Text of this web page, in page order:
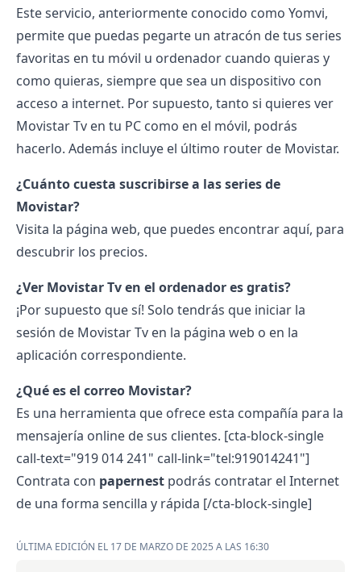
Este servicio, anteriormente conocido como Yomvi,
permite que puedas pegarte un atracón de tus series
favoritas en tu móvil u ordenador cuando quieras y
como quieras, siempre que sea un dispositivo con
acceso a internet. Por supuesto, tanto si quieres ver
Movistar Tv en tu PC como en el móvil, podrás
hacerlo. Además incluye el último router de Movistar.
¿Cuánto cuesta suscribirse a las series de
Movistar?
Visita la página web, que puedes encontraraquí, para
descubrir los precios.
¿Ver Movistar Tv en el ordenador es gratis?
¡Por supuesto que sí! Solo tendrás que iniciar la
sesión de Movistar Tv en la página web o en la
aplicación correspondiente.
¿Qué es el correo Movistar?
Es una herramienta que ofrece esta compañía para la
mensajería online de sus clientes. [cta-block-single
call-text="919 014 241" call-link="tel:919014241"]
Contrata con papernest podrás contratar el Internet
de una forma sencilla y rápida [/cta-block-single]
ÚLTIMA EDICIÓN EL 17 DE MARZO DE 2025 A LAS 16:30